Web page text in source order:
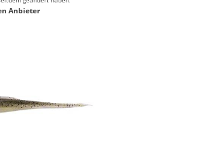
Anbieter